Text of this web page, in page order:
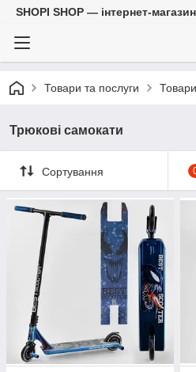
SHOPI SHOP — інтернет-
Товари та послуги
Трюкові самокати
Сортування